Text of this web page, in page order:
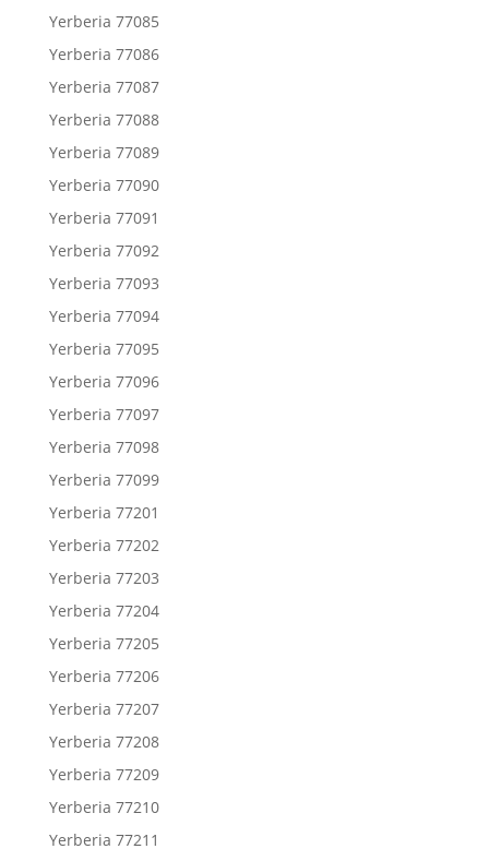
Yerberia 77085
Yerberia 77086
Yerberia 77087
Yerberia 77088
Yerberia 77089
Yerberia 77090
Yerberia 77091
Yerberia 77092
Yerberia 77093
Yerberia 77094
Yerberia 77095
Yerberia 77096
Yerberia 77097
Yerberia 77098
Yerberia 77099
Yerberia 77201
Yerberia 77202
Yerberia 77203
Yerberia 77204
Yerberia 77205
Yerberia 77206
Yerberia 77207
Yerberia 77208
Yerberia 77209
Yerberia 77210
Yerberia 77211